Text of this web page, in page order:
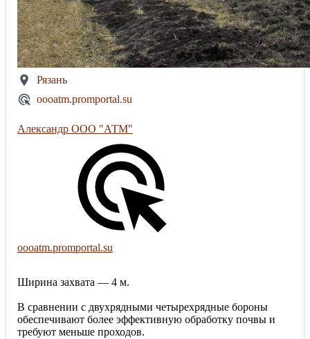
Рязань
oooatm.promportal.su
Александр ООО "АТМ"
oooatm.promportal.su
Ширина захвата — 4 м.
В сравнении с двухрядными четырехрядные бороны
обеспечивают более эффективную обработку почвы и
требуют меньше проходов.